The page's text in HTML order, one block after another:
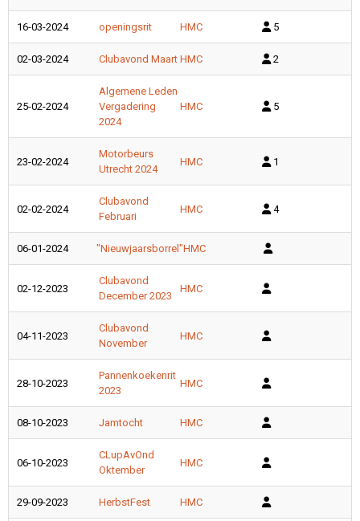
16-03-2024 openingsrit HMC 5
02-03-2024 Clubavond Maart HMC 2
25-02-2024
Algemene Leden
Vergadering
2024
HMC 5
23-02-2024
Motorbeurs
Utrecht 2024
HMC 1
02-02-2024
Clubavond
Februari
HMC 4
06-01-2024 "Nieuwjaarsborrel"HMC
02-12-2023
Clubavond
December 2023
HMC
04-11-2023
Clubavond
November
HMC
28-10-2023
Pannenkoekenrit
2023
HMC
08-10-2023 Jamtocht HMC
06-10-2023
CLupAvOnd
Oktember
HMC
29-09-2023 HerbstFest HMC